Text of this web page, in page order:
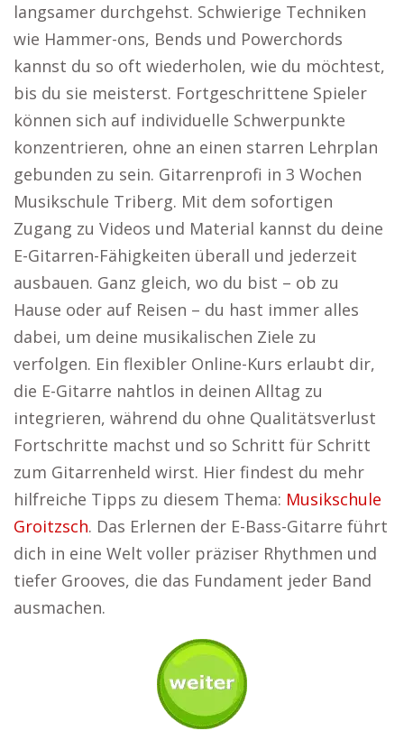
langsamer durchgehst. Schwierige Techniken
wie Hammer-ons, Bends und Powerchords
kannst du so oft wiederholen, wie du möchtest,
bis du sie meisterst. Fortgeschrittene Spieler
können sich auf individuelle Schwerpunkte
konzentrieren, ohne an einen starren Lehrplan
gebunden zu sein. Gitarrenprofi in 3 Wochen
Musikschule Triberg. Mit dem sofortigen
Zugang zu Videos und Material kannst du deine
E-Gitarren-Fähigkeiten überall und jederzeit
ausbauen. Ganz gleich, wo du bist – ob zu
Hause oder auf Reisen – du hast immer alles
dabei, um deine musikalischen Ziele zu
verfolgen. Ein flexibler Online-Kurs erlaubt dir,
die E-Gitarre nahtlos in deinen Alltag zu
integrieren, während du ohne Qualitätsverlust
Fortschritte machst und so Schritt für Schritt
zum Gitarrenheld wirst. Hier findest du mehr
hilfreiche Tipps zu diesem Thema: Musikschule
Groitzsch. Das Erlernen der E-Bass-Gitarre führt
dich in eine Welt voller präziser Rhythmen und
tiefer Grooves, die das Fundament jeder Band
ausmachen.